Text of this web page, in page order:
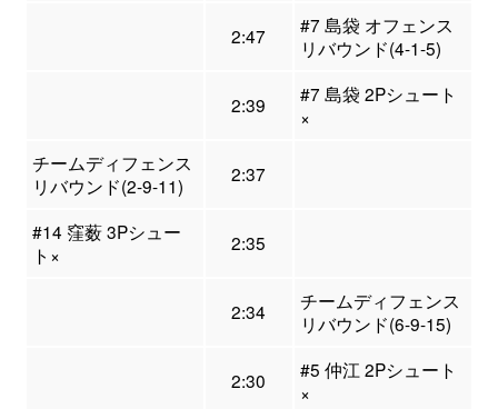
2:47
#7 島袋 オフェンス
リバウンド(4-1-5)
2:39
#7 島袋 2Pシュート
×
チームディフェンス
リバウンド(2-9-11)
2:37
#14 窪薮 3Pシュー
ト×
2:35
2:34
チームディフェンス
リバウンド(6-9-15)
2:30
#5 仲江 2Pシュート
×